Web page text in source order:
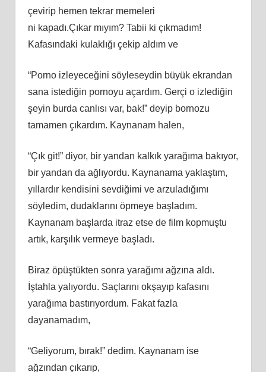
çevirip hemen tekrar memeleri
ni kapadı.Çıkar mıyım? Tabii ki çıkmadım!
Kafasındaki kulaklığı çekip aldım ve
“Porno izleyeceğini söyleseydin büyük ekrandan
sana istediğin pornoyu açardım. Gerçi o izlediğin
şeyin burda canlısı var, bak!” deyip bornozu
tamamen çıkardım. Kaynanam halen,
“Çık git!” diyor, bir yandan kalkık yarağıma bakıyor,
bir yandan da ağlıyordu. Kaynanama yaklaştım,
yıllardır kendisini sevdiğimi ve arzuladığımı
söyledim, dudaklarını öpmeye başladım.
Kaynanam başlarda itraz etse de film kopmuştu
artık, karşılık vermeye başladı.
Biraz öpüştükten sonra yarağımı ağzına aldı.
İştahla yalıyordu. Saçlarını okşayıp kafasını
yarağıma bastırıyordum. Fakat fazla
dayanamadım,
“Geliyorum, bırak!” dedim. Kaynanam ise
ağzından çıkarıp,